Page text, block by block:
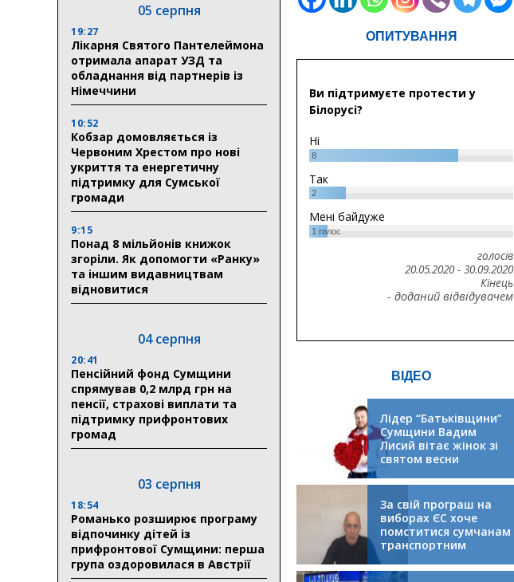
05 серпня
19:27
Лікарня Святого Пантелеймона
отримала апарат УЗД та
обладнання від партнерів із
Німеччини
10:52
Кобзар домовляється із
Червоним Хрестом про нові
укриття та енергетичну
підтримку для Сумської
громади
9:15
Понад 8 мільйонів книжок
згоріли. Як допомогти «Ранку»
та іншим видавництвам
відновитися
04 серпня
20:41
Пенсійний фонд Сумщини
спрямував 0,2 млрд грн на
пенсії, страхові виплати та
підтримку прифронтових
громад
03 серпня
18:54
Романько розширює програму
відпочинку дітей із
прифронтової Сумщини: перша
група оздоровилася в Австрії
ОПИТУВАННЯ
Ви підтримуєте протести у
Білорусі?
Ні
8
Так
2
Мені байдуже
1голос
голосів
20.05.2020- 30.09.2020
Кінець
- доданий відвідувачем
ВІДЕО
Лідер “Батьківщини”
Сумщини Вадим
Лисий вітає жінок зі
святом весни
За свій програш на
виборах ЄС хоче
помститися сумчанам
транспортним
колапсом